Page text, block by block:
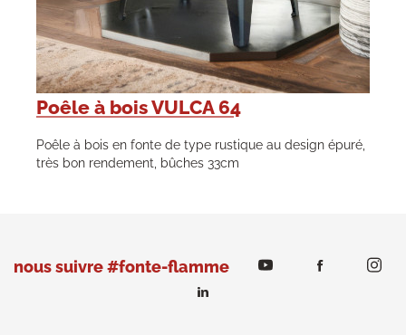
Poêle à bois VULCA 64
Poêle à bois en fonte de type rustique au design épuré,
très bon rendement, bûches 33cm
nous suivre #fonte-flamme